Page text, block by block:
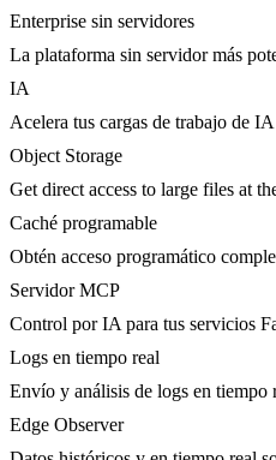
Enterprise sin servidores
La plataforma sin servidor más
IA
Acelera tus cargas de trabajo de
Object Storage
Get direct access to large files at
Caché programable
Obtén acceso programático
Servidor MCP
Control por IA para tus servicios
Logs en tiempo real
Envío y análisis de logs en tiempo
Edge Observer